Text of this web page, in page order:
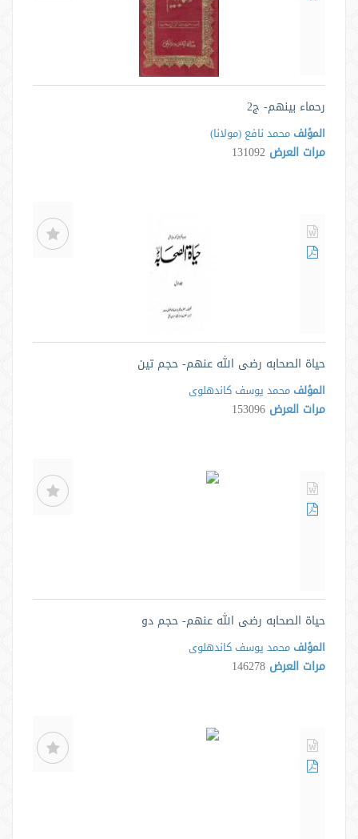
رحماء بينهم- ج2
المؤلف محمد نافع (مولانا)
مرات العرض 131092
حياة الصحابه رضى الله عنهم- حجم تین
المؤلف محمد یوسف کاندهلوی
مرات العرض 153096
حياة الصحابه رضى الله عنهم- حجم دو
المؤلف محمد یوسف کاندهلوی
مرات العرض 146278